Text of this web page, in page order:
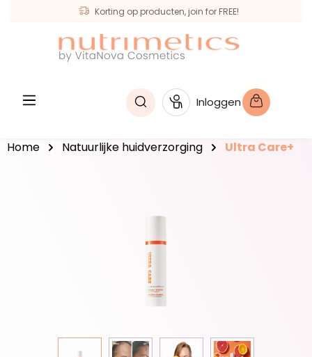
Korting op producten, join for FREE!
Inloggen
Home Natuurlijke huidverzorging Ultra Care+